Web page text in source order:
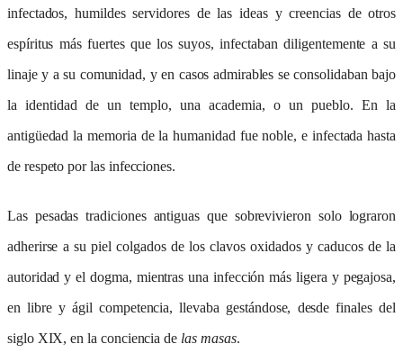
infectados, humildes servidores de las ideas y creencias de otros
espíritus más fuertes que los suyos, infectaban diligentemente a su
linaje y a su comunidad, y en casos admirables se consolidaban bajo
la identidad de un templo, una academia, o un pueblo. En la
antigüedad la memoria de la humanidad fue noble, e infectada hasta
de respeto por las infecciones.
Las pesadas tradiciones antiguas que sobrevivieron solo lograron
adherirse a su piel colgados de los clavos oxidados y caducos de la
autoridad y el dogma, mientras una infección más ligera y pegajosa,
en libre y ágil competencia, llevaba gestándose, desde finales del
siglo XIX, en la conciencia de las masas.